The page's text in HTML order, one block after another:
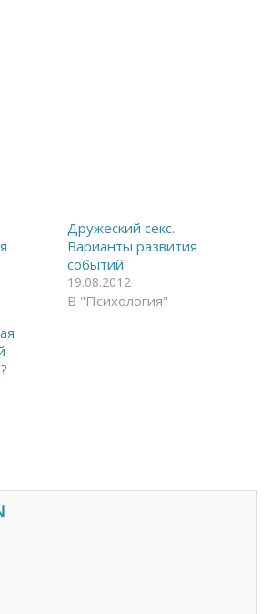
Дружеский секс.
Варианты развития
событий
19.08.2012
В "Психология"